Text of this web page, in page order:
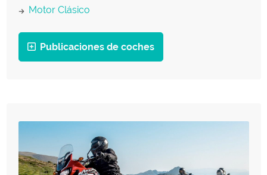
Motor Clásico
Publicaciones de coches